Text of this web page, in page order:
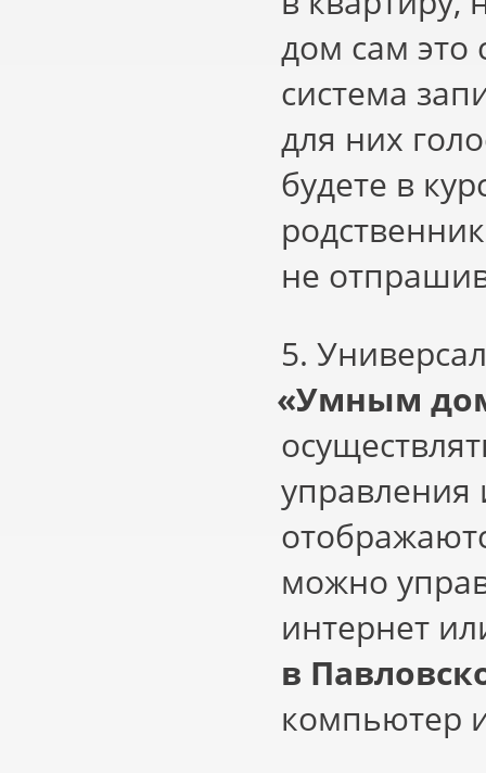
дом сам это
система
для них
будете в
не
5.
«Умным
управления
можно
интернет
в
компьютер